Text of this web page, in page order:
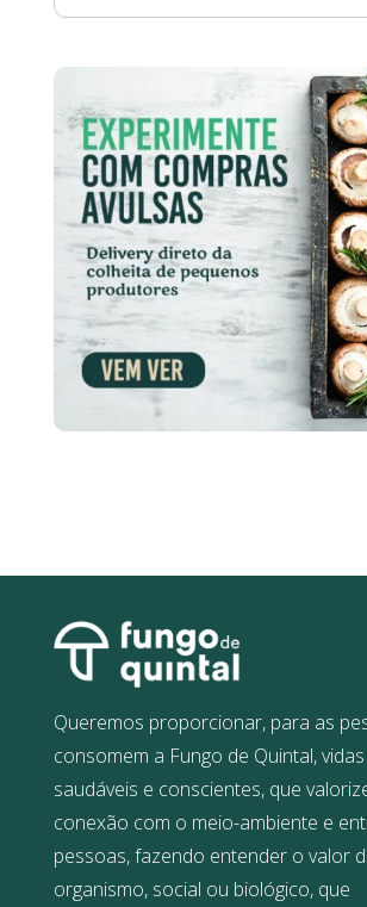
Queremos proporcionar, para as
consomem a Fungo de Quintal,
saudáveis e conscientes, que
conexão com o meio-ambiente e
pessoas, fazendo entender o valor
organismo, social ou biológico, que